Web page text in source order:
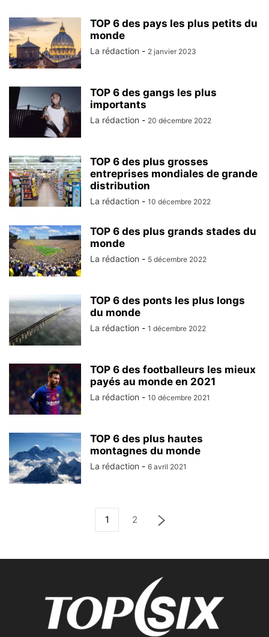
TOP 6 des pays les plus petits du
monde
La rédaction - 2 janvier 2023
TOP 6 des gangs les plus
importants
La rédaction - 20 décembre 2022
TOP 6 des plus grosses
entreprises mondiales de grande
distribution
La rédaction - 10 décembre 2022
TOP 6 des plus grands stades du
monde
La rédaction - 5 décembre 2022
TOP 6 des ponts les plus longs
du monde
La rédaction - 1 décembre 2022
TOP 6 des footballeurs les mieux
payés au monde en 2021
La rédaction - 10 décembre 2021
TOP 6 des plus hautes
montagnes du monde
La rédaction - 6 avril 2021
1 2